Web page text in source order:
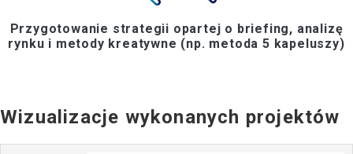
Przygotowanie strategii opartej o briefing, analizę
rynku i metody kreatywne (np. metoda 5 kapeluszy)
Wizualizacje wykonanych projektów